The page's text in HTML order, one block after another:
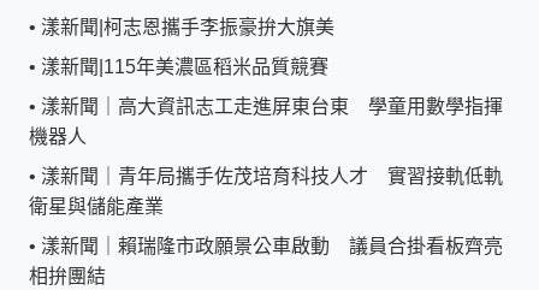
• 漾新聞|柯志恩攜手李振豪拚大旗美
• 漾新聞|115年美濃區稻米品質競賽
• 漾新聞｜高大資訊志工走進屏東台東 學童用數學指揮
機器人
• 漾新聞｜青年局攜手佐茂培育科技人才 實習接軌低軌
衛星與儲能產業
• 漾新聞｜賴瑞隆市政願景公車啟動 議員合掛看板齊亮
相拚團結